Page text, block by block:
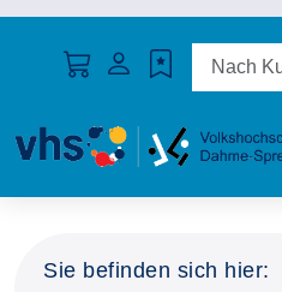
Sie befinden sich hier: